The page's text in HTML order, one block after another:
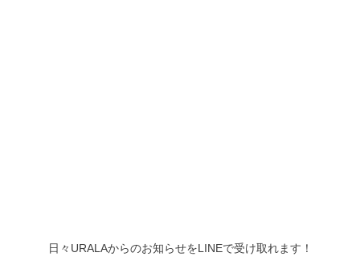
日々URALAからのお知らせをLINEで受け取れます！